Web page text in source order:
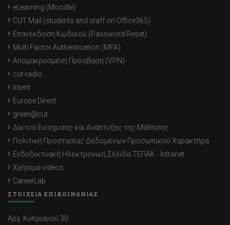
eLearning (Moodle)
CUT Mail (students and staff on Office365)
Επανέκδοση Κωδικού (Password Reset)
Multi Factor Authentication (MFA)
Απομακρυσμένη Πρόσβαση (VPN)
cut-radio
Intent
Europe Direct
green@cut
Δίκτυο Ενίσχυσης και Ανάπτυξης της Μάθησης
Πολιτική Προστασίας Δεδομένων Προσωπικού Χαρακτήρα
Ενδοδικτυακή Ηλεκτρονική Σελίδα ΤΕΠΑΚ - Intranet
Χρήσιμα videos
CareerLab
ΣΤΟΙΧΕΙΑ ΕΠΙΚΟΙΝΩΝΙΑΣ
Αρχ. Κυπριανού 30